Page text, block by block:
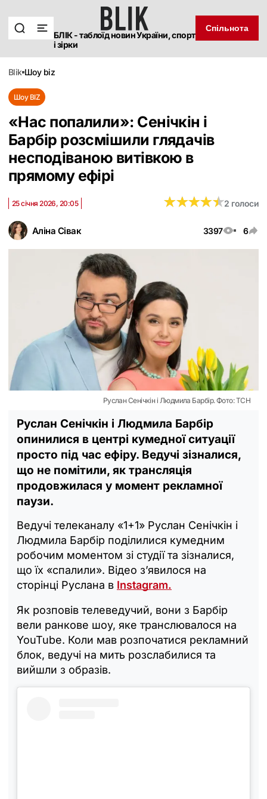
БЛІК - таблоїд новин України, спорт
і зірки
Спільнота
blik шоу biz
Шоу BIZ
«Нас попалили»: Сенічкін і
Барбір розсмішили глядачів
несподіваною витівкою в
прямому ефірі
Аліна Сівак 3397 6
25 січня 2026, 20:05 ★★★★★
★★★★★2 голоси
Руслан Сенічкін і Людмила Барбір. Фото: ТСН
Руслан Сенічкін і Людмила Барбір
опинилися в центрі кумедної ситуації
просто під час ефіру. Ведучі зізналися,
що не помітили, як трансляція
продовжилася у момент рекламної
паузи.
Ведучі телеканалу «1+1» Руслан Сенічкін і
Людмила Барбір поділилися кумедним
робочим моментом зі студії та зізналися,
що їх «спалили». Відео з’явилося на
сторінці Руслана в Instagram.
Як розповів телеведучий, вони з Барбір
вели ранкове шоу, яке транслювалося на
YouTube. Коли мав розпочатися рекламний
блок, ведучі на мить розслабилися та
вийшли з образів.